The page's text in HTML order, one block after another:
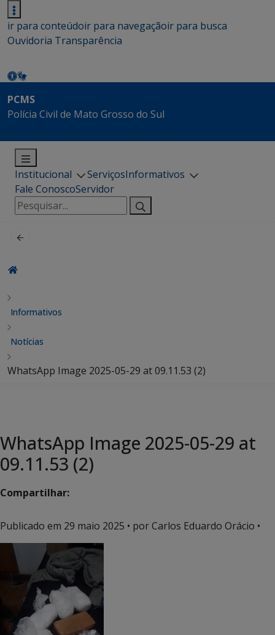
ir para conteúdoir para navegaçãoir para busca
Ouvidoria Transparência
PCMS
Polícia Civil de Mato Grosso do Sul
Institucional ServiçosInformativos
Fale ConoscoServidor
Pesquisar
por:
Informativos
Notícias
WhatsApp Image 2025-05-29 at 09.11.53 (2)
WhatsApp Image 2025-05-29 at
09.11.53 (2)
Compartilhar:
Publicado em 29 maio 2025 • por Carlos Eduardo Orácio •